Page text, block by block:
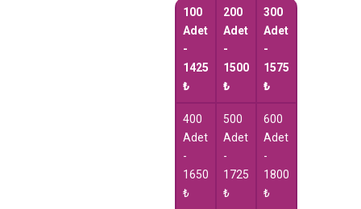
1,725.00₺.
100
Adet
-
1425
₺
200
Adet
-
1500
₺
300
Adet
-
1575
₺
400
Adet
-
1650
₺
500
Adet
-
1725
₺
600
Adet
-
1800
₺